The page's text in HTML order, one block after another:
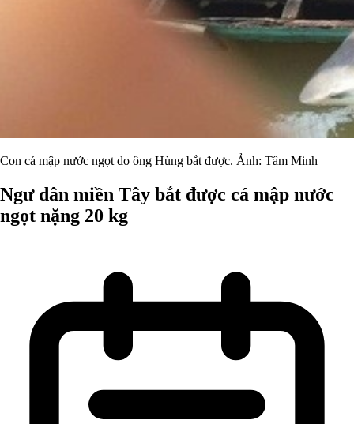
Con cá mập nước ngọt do ông Hùng bắt được. Ảnh: Tâm Minh
Ngư dân miền Tây bắt được cá mập nước
ngọt nặng 20 kg